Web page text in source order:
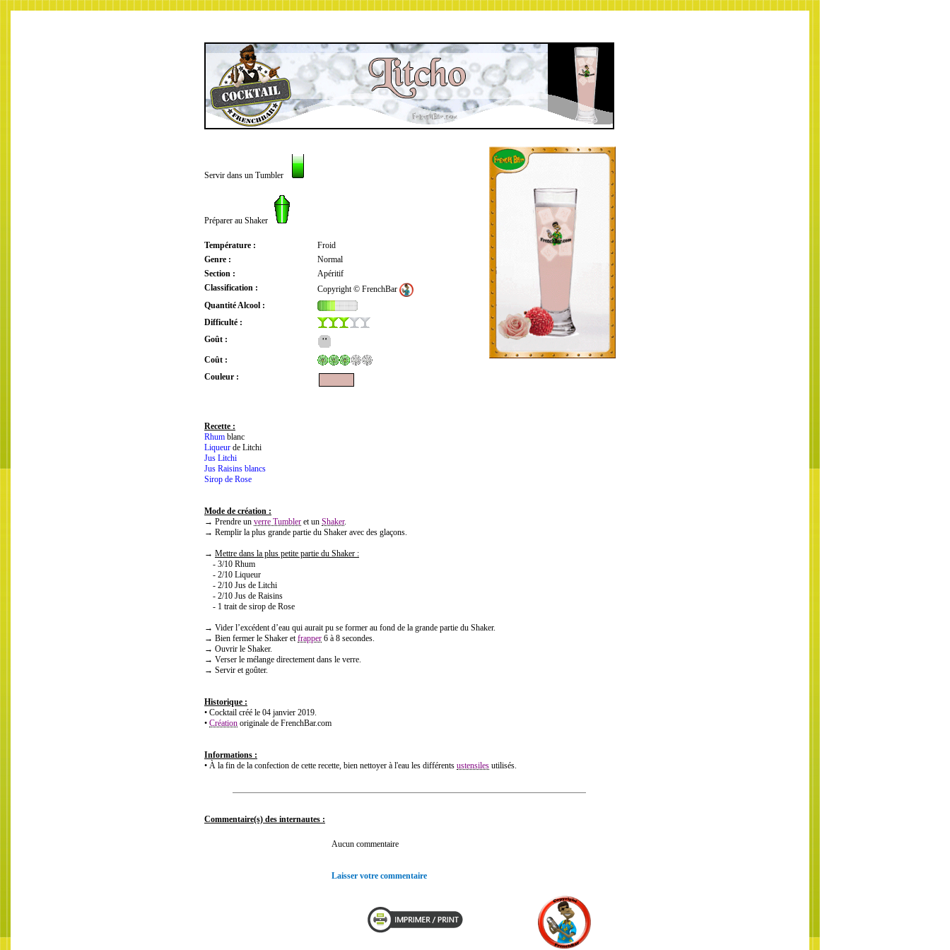
Servir dans un Tumbler
Préparer au Shaker
Température :
Froid
Genre :
Normal
Section :
Apéritif
Classification :
Copyright © FrenchBar
Quantité Alcool :
Difficulté :
Goût :
Coût :
Couleur :
Recette :
Rhum blanc
Liqueur de Litchi
Jus Litchi
Jus Raisins blancs
Sirop de Rose
Mode de création :
→ Prendre un verre Tumbler et un Shaker.
→ Remplir la plus grande partie du Shaker avec des glaçons.
→ Mettre dans la plus petite partie du Shaker :
- 3/10 Rhum
- 2/10 Liqueur
- 2/10 Jus de Litchi
- 2/10 Jus de Raisins
- 1 trait de sirop de Rose
→ Vider l’excédent d’eau qui aurait pu se former au fond de la grande partie du Shaker.
→ Bien fermer le Shaker etfrapper 6 à 8 secondes.
→ Ouvrir le Shaker.
→ Verser le mélange directement dans le verre.
→ Servir et goûter.
Historique :
• Cocktail créé le 04 janvier 2019.
• Création originale de FrenchBar.com
Informations :
• À la fin de la confection de cette recette, bien nettoyer à l'eau les différents ustensiles utilisés.
Commentaire(s) des internautes :
Aucun commentaire
Laisser votre commentaire